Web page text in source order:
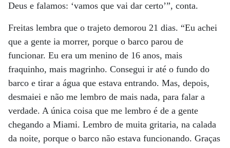
Deus e falamos: ‘vamos que vai dar certo’”, conta.
Freitas lembra que o trajeto demorou 21 dias. “Eu achei
que a gente ia morrer, porque o barco parou de
funcionar. Eu era um menino de 16 anos, mais
fraquinho, mais magrinho. Consegui ir até o fundo do
barco e tirar a água que estava entrando. Mas, depois,
desmaiei e não me lembro de mais nada, para falar a
verdade. A única coisa que me lembro é de a gente
chegando a Miami. Lembro de muita gritaria, na calada
da noite, porque o barco não estava funcionando. Graças